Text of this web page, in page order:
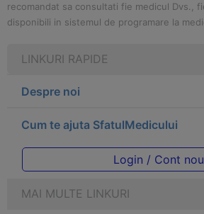
recomandat sa consultati fie medicul Dvs.,
disponibili in sistemul de programare la
LINKURI RAPIDE
Despre noi
Cum te ajuta SfatulMedicului
Login / Cont nou
MAI MULTE LINKURI